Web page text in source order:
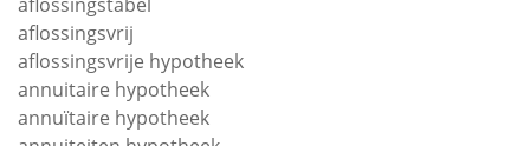
aflossingsvrij
aflossingsvrije hypotheek
annuitaire hypotheek
annuïtaire hypotheek